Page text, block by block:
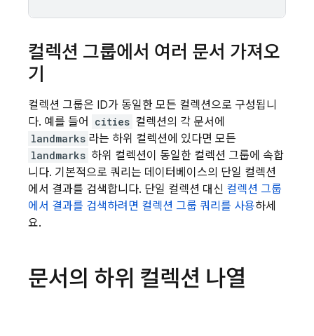
컬렉션 그룹에서 여러 문서 가져오
기
컬렉션 그룹은 ID가 동일한 모든 컬렉션으로 구성됩니
다. 예를 들어
cities 컬렉션의 각 문서에
landmarks 라는 하위 컬렉션에 있다면 모든
landmarks 하위 컬렉션이 동일한 컬렉션 그룹에 속합
니다. 기본적으로 쿼리는 데이터베이스의 단일 컬렉션
에서 결과를 검색합니다. 단일 컬렉션 대신 컬렉션 그룹
에서 결과를 검색하려면 컬렉션 그룹 쿼리를 사용하세
요.
문서의 하위 컬렉션 나열